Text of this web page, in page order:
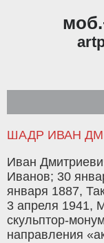
ШАДР ИВАН
Иван
Иванов; 30
января 1887,
3 апреля 1941,
скульптор-
направления